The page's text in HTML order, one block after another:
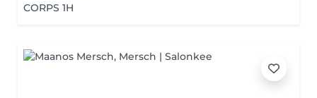
CORPS 1H